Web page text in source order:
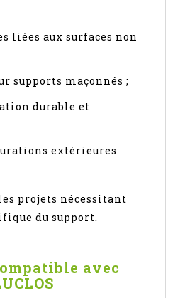
liées aux surfaces non
supports maçonnés ;
durable et
extérieures
projets nécessitant
du support.
avec